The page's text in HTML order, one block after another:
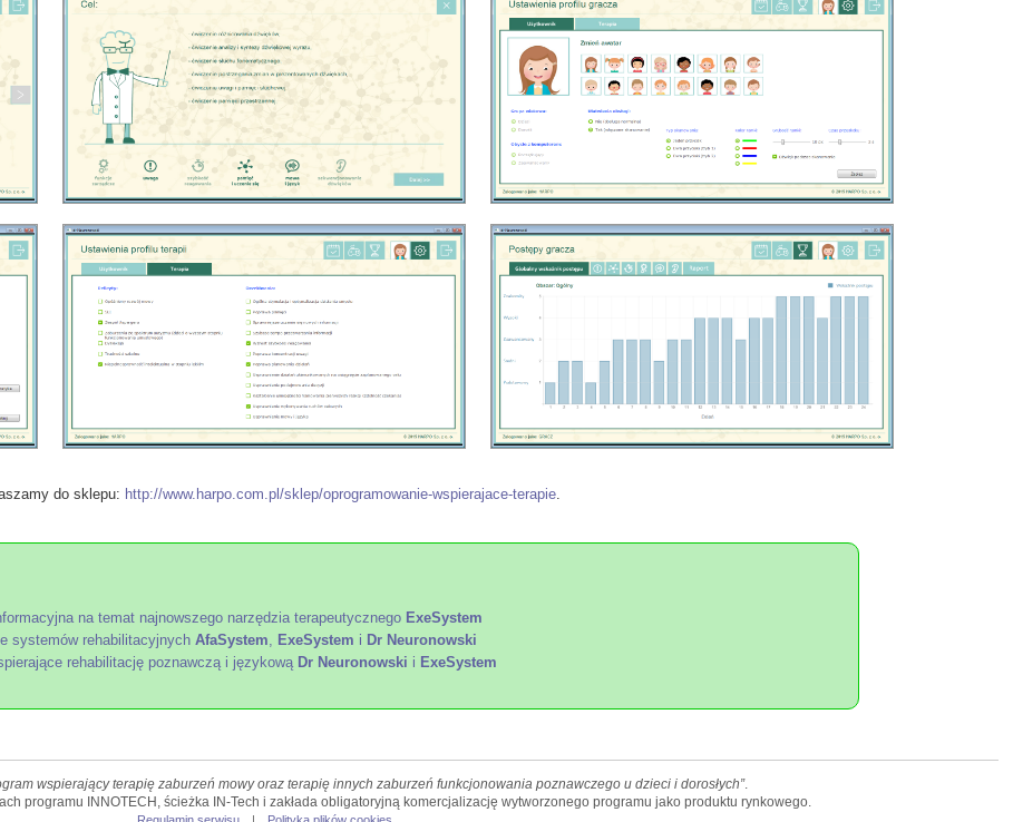
do sklepu: http://www.harpo.com.pl/sklep/oprogramowanie-wspierajace-terapie.
na temat najnowszego narzędzia terapeutycznego ExeSystem
systemów rehabilitacyjnych AfaSystem, ExeSystem i Dr Neuronowski
rehabilitację poznawczą i językową Dr Neuronowski i ExeSystem
wspierający terapię zaburzeń mowy oraz terapię innych zaburzeń funkcjonowania poznawczego u dzieci i dorosłych”.
programu INNOTECH, ścieżka IN-Tech i zakłada obligatoryjną komercjalizację wytworzonego programu jako produktu rynkowego.